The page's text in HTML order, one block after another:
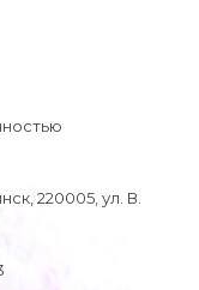
220005, ул. В.